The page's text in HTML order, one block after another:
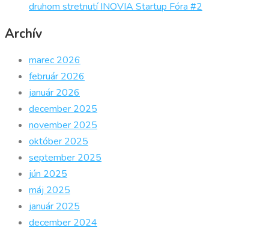
druhom stretnutí INOVIA Startup Fóra #2
Archív
marec 2026
február 2026
január 2026
december 2025
november 2025
október 2025
september 2025
jún 2025
máj 2025
január 2025
december 2024